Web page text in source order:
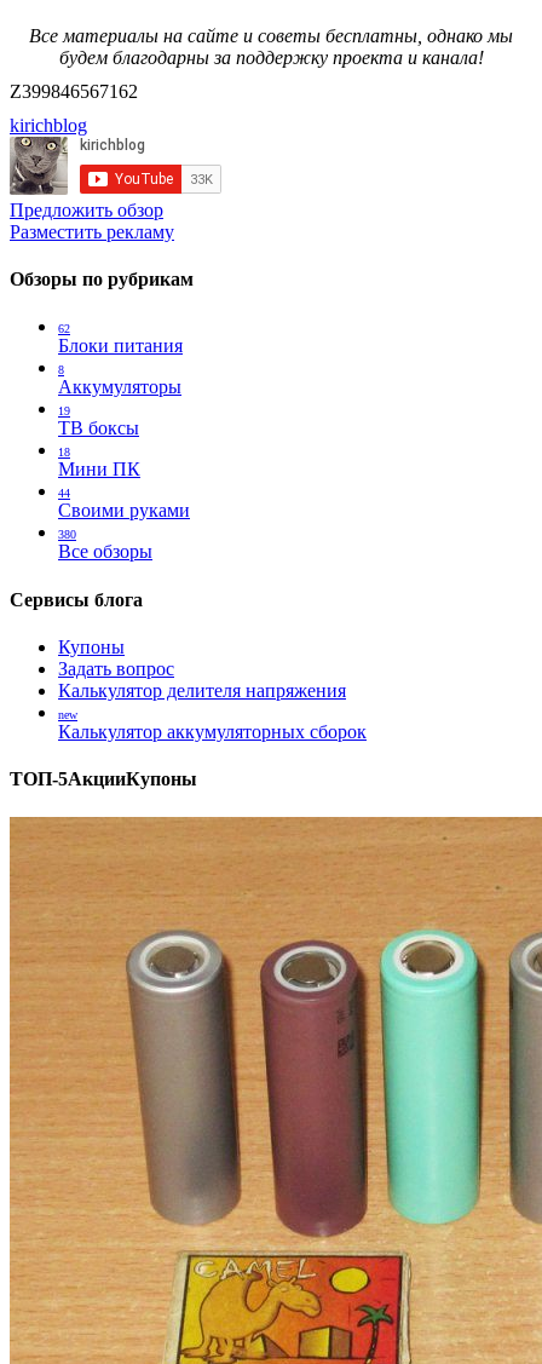
Все материалы на сайте и советы бесплатны, однако мы
будем благодарны за поддержку проекта и канала!
Z399846567162
kirichblog
Предложить обзор
Разместить рекламу
Обзоры по рубрикам
62
Блоки питания
8
Аккумуляторы
19
ТВ боксы
18
Мини ПК
44
Своими руками
380
Все обзоры
Сервисы блога
Купоны
Задать вопрос
Калькулятор делителя напряжения
new
Калькулятор аккумуляторных сборок
ТОП-5АкцииКупоны